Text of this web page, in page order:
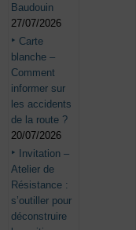
Baudouin
27/07/2026
Carte
blanche –
Comment
informer sur
les accidents
de la route ?
20/07/2026
Invitation –
Atelier de
Résistance :
s’outiller pour
déconstruire